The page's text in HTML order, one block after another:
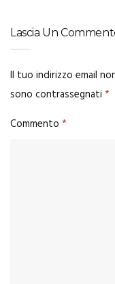
Lascia Un
Il tuo indirizzo email
sono contrassegnati *
Commento *